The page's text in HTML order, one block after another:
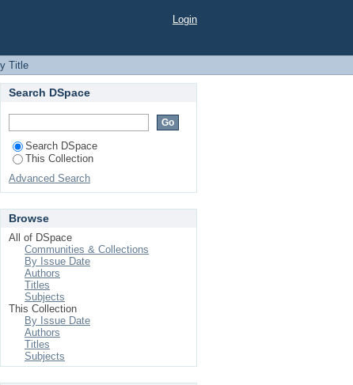
Login
Title
Search DSpace
Search DSpace
This Collection
Advanced Search
Browse
All of DSpace
Communities & Collections
By Issue Date
Authors
Titles
Subjects
This Collection
By Issue Date
Authors
Titles
Subjects